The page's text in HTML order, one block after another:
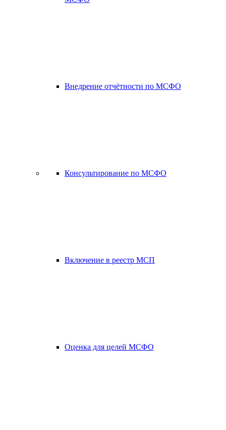
Внедрение отчётности по МСФО
Консультирование по МСФО
Включение в реестр МСП
Оценка для целей МСФО